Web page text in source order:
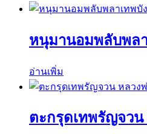
หนุมานอมพลับพลา
อ่านเพิ่ม
ตะกรุดเทพรัญจว